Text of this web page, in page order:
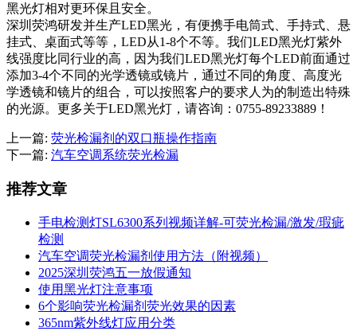
黑光灯相对更环保且安全。
深圳荧鸿研发并生产LED黑光，有便携手电筒式、手持式、悬
挂式、桌面式等等，LED从1-8个不等。我们LED黑光灯紫外
线强度比同行业的高，因为我们LED黑光灯每个LED前面通过
添加3-4个不同的光学透镜或镜片，通过不同的角度、高度光
学透镜和镜片的组合，可以按照客户的要求人为的制造出特殊
的光源。更多关于LED黑光灯，请咨询：0755-89233889！
上一篇: 荧光检漏剂的双口瓶操作指南
下一篇: 汽车空调系统荧光检漏
推荐文章
手电检测灯SL6300系列视频详解-可荧光检漏/激发/瑕疵
检测
汽车空调荧光检漏剂使用方法（附视频）
2025深圳荧鸿五一放假通知
使用黑光灯注意事项
6个影响荧光检漏剂荧光效果的因素
365nm紫外线灯应用分类